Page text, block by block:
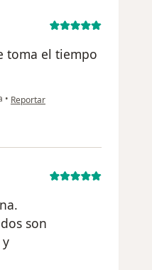
toma el tiempo
• en opinión del usuario Catalina
Reportar
son